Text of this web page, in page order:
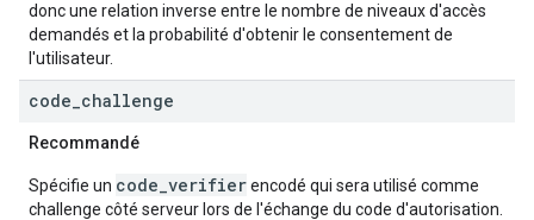
donc une relation inverse entre le nombre de niveaux d'accès
demandés et la probabilité d'obtenir le consentement de
l'utilisateur.
code challenge
Recommandé
Spécifie un code_verifierencodé qui sera utilisé comme
challenge côté serveur lors de l'échange du code d'autorisation.